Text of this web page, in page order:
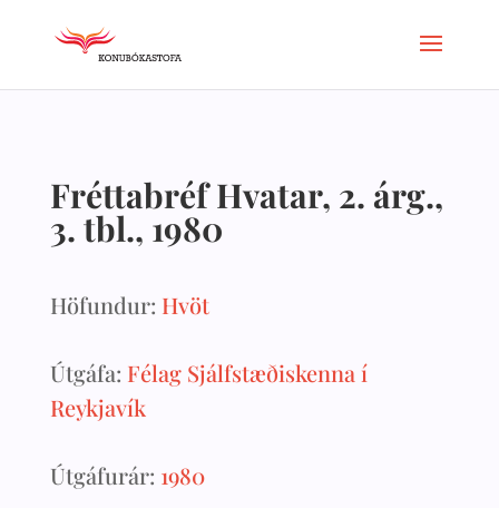
Fréttabréf Hvatar, 2. árg.,
3. tbl., 1980
Höfundur: Hvöt
Útgáfa: Félag Sjálfstæðiskenna í
Reykjavík
Útgáfurár: 1980